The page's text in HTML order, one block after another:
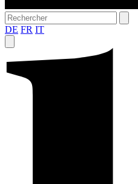
DE FR IT